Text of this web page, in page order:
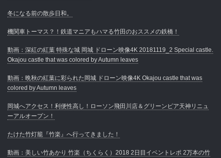
冬になる前の散歩日和。
機関車トーマス？！鉄道マニアもハマる竹田のおススメの鉄橋！
動画：深紅の紅葉 特殊な城 岡城 ドローン映像4K 20181119_2 Special castle.
Okajou castle that was colored by Autumn leaves
動画：晩秋の紅葉に彩られた岡城 ドローン映像4K Okajou castle that was
colored by Autumn leaves
岡城へアクセス！利便性高し！ローソン飛田川店＆グリーンピア天神リニュ
ーアルオープン！
たけた竹灯籠『竹楽』へ行ってきました！
動画：美しい竹あかり 竹楽（ちくらく）2018 2日目イベントレポ 2万本の竹